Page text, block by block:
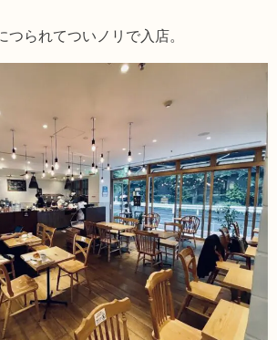
つられてついノリで入店。